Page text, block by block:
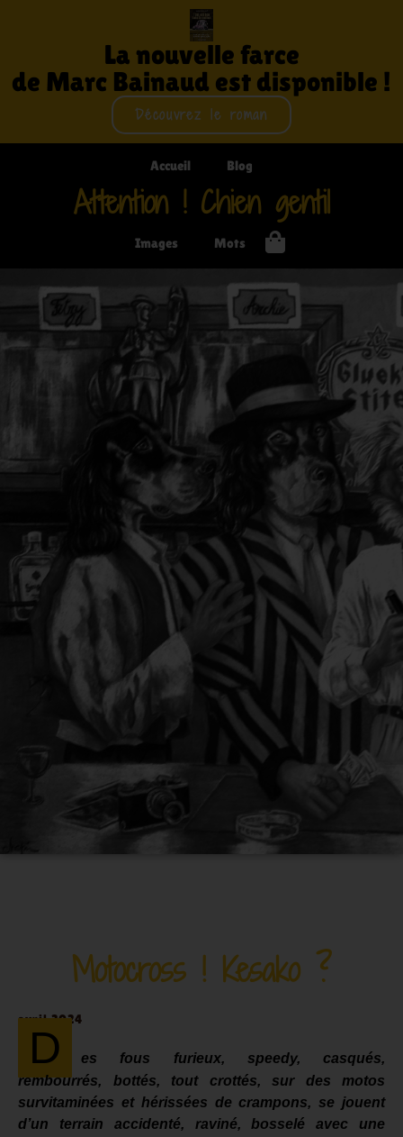
La nouvelle farce
de Marc Bainaud est disponible !
Découvrez le roman
Accueil Blog
Attention ! Chien gentil
Images Mots
Motocross ! Kesako ?
avril 2024
D es fous furieux, speedy, casqués,
rembourrés, bottés, tout crottés, sur des motos
survitaminées et hérissées de crampons, se jouent
d’un terrain accidenté, raviné, bosselé avec une